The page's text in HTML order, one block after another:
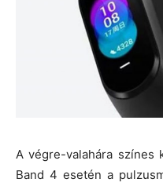
A végre-valahára színes
Band 4 esetén a